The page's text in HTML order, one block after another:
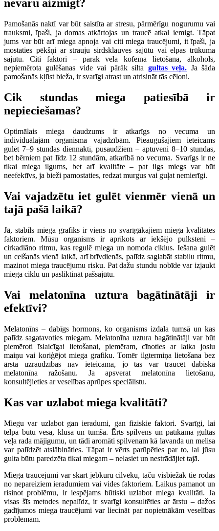
nevaru aizmigt?
Pamošanās naktī var būt saistīta ar stresu, pārmērīgu nogurumu vai
trauksmi, īpaši, ja domas atkārtojas un traucē atkal iemigt. Tāpat
jums var būt arī miega apnoja vai citi miega traucējumi, it īpaši, ja
mostaties pēkšņi ar strauju sirdsklauves sajūtu vai elpas trūkuma
sajūtu. Citi faktori – pārāk vēla kofeīna lietošana, alkohols,
nepiemērota gulēšanas vide vai pārāk silta gultas veļa. Ja šāda
pamošanās kļūst bieža, ir svarīgi atrast un atrisināt tās cēloni.
Cik stundas miega patiesībā ir
nepieciešamas?
Optimālais miega daudzums ir atkarīgs no vecuma un
individuālajām organisma vajadzībām. Pieaugušajiem ieteicams
gulēt 7–9 stundas diennaktī, pusaudžiem – aptuveni 8–10 stundas,
bet bērniem pat līdz 12 stundām, atkarībā no vecuma. Svarīgs ir ne
tikai miega ilgums, bet arī kvalitāte – pat ilgs miegs var būt
neefektīvs, ja bieži pamostaties, redzat murgus vai guļat nemierīgi.
Vai vajadzētu iet gulēt vienmēr vienā un
tajā pašā laikā?
Jā, stabils miega grafiks ir viens no svarīgākajiem miega kvalitātes
faktoriem. Mūsu organisms ir aprīkots ar iekšējo pulksteni –
cirkadiāno ritmu, kas regulē miega un nomoda ciklus. Iešana gulēt
un celšanās vienā laikā, arī brīvdienās, palīdz saglabāt stabilu ritmu,
mazinot miega traucējumu risku. Pat dažu stundu nobīde var izjaukt
miega ciklu un pasliktināt pašsajūtu.
Vai melatonīna uztura bagātinātāji ir
efektīvi?
Melatonīns – dabīgs hormons, ko organisms izdala tumsā un kas
palīdz sagatavoties miegam. Melatonīna uztura bagātinātāji var būt
piemēroti īslaicīgai lietošanai, piemēram, cīnoties ar laika joslu
maiņu vai koriģējot miega grafiku. Tomēr ilgtermiņa lietošana bez
ārsta uzraudzības nav ieteicama, jo tas var traucēt dabiskā
melatonīna ražošanu. Ja apsverat melatonīna lietošanu,
konsultējieties ar veselības aprūpes speciālistu.
Kas var uzlabot miega kvalitāti?
Miegu var uzlabot gan ieradumi, gan fiziskie faktori. Svarīgi, lai
telpa būtu vēsa, klusa un tumša. Ērts spilvens un patīkama gultas
veļa rada mājīgumu, un tādi aromāti spilvenam kā lavanda un melisa
var palīdzēt atslābināties. Tāpat ir vērts parūpēties par to, lai jūsu
gulta būtu paredzēta tikai miegam – nelasiet un nestrādājiet tajā.
Miega traucējumi var skart jebkuru cilvēku, taču visbiežāk tie rodas
no nepareiziem ieradumiem vai vides faktoriem. Laikus pamanot un
risinot problēmu, ir iespējams būtiski uzlabot miega kvalitāti. Ja
visas šīs metodes nepalīdz, ir svarīgi konsultēties ar ārstu – dažos
gadījumos miega traucējumi var liecināt par nopietnākām veselības
problēmām.